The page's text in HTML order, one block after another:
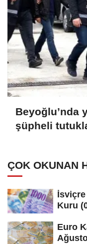
Beyoğlu’nda
şüpheli
ÇOK OKUNAN
İsviçre
Kuru
Euro